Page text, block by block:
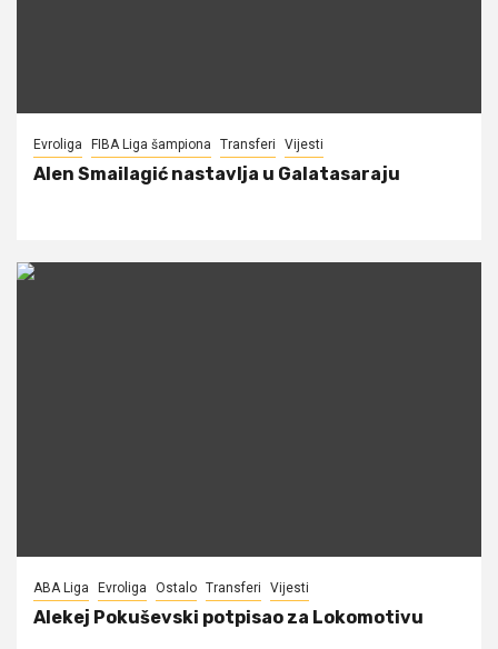
Evroliga FIBA Liga šampiona Transferi Vijesti
Alen Smailagić nastavlja u Galatasaraju
ABA Liga Evroliga Ostalo Transferi Vijesti
Alekej Pokuševski potpisao za Lokomotivu